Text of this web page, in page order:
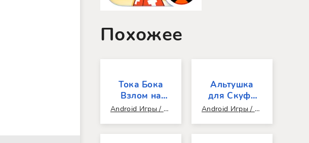
Похожее
Тока Бока
Взлом на
Айфон
Android Игры / Аркады / Казуальные / Популярные / Открытый мир / Создание персонажа / Взломанные / Читы / Реиграбельные / Бесконечные / Мультиплеер / Онлайн / Моды / Топ 100
Альтушка
для Скуфа
18+
Android Игры / 18+ / Для взрослых / 2D / Симуляторы / Популярные